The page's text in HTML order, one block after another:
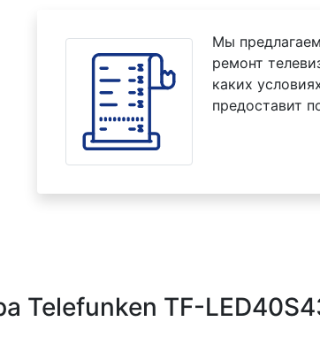
Мы
ремонт
каких
предоставит
Telefunken TF-